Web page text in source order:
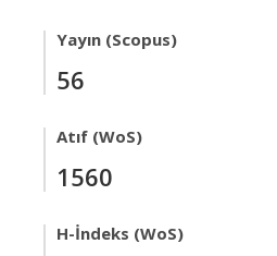
Yayın (Scopus)
56
Atıf (WoS)
1560
H-İndeks (WoS)